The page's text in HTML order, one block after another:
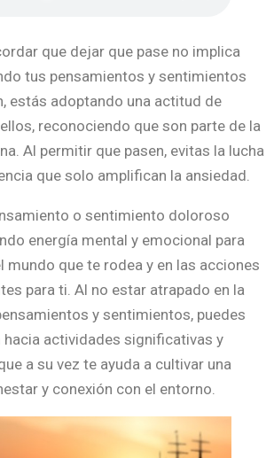
que dejar que pase no implica
tus pensamientos y sentimientos
estás adoptando una actitud de
reconociendo que son parte de la
Al permitir que pasen, evitas la lucha
que solo amplifican la ansiedad.
o sentimiento doloroso
energía mental y emocional para
mundo que te rodea y en las acciones
para ti. Al no estar atrapado en la
y sentimientos, puedes
actividades significativas y
a su vez te ayuda a cultivar una
y conexión con el entorno.